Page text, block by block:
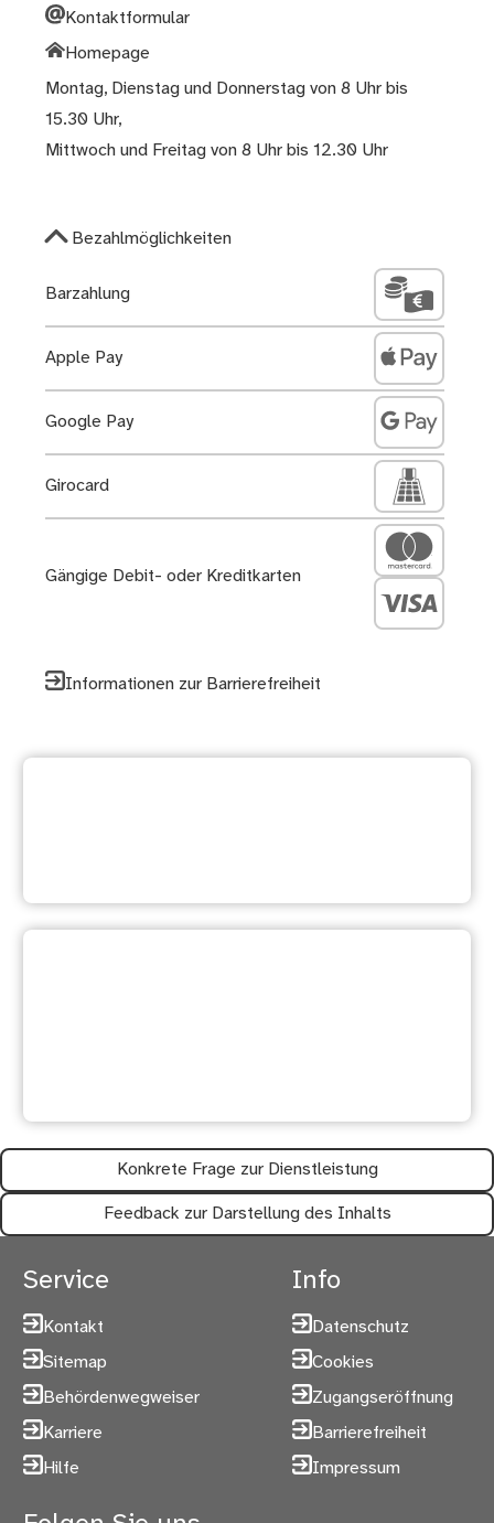
Kontaktformular
Homepage
Montag, Dienstag und Donnerstag von 8 Uhr bis
15.30 Uhr,
Mittwoch und Freitag von 8 Uhr bis 12.30 Uhr
Bezahlmöglichkeiten
Barzahlung
Apple Pay
Google Pay
Girocard
Gängige Debit- oder Kreditkarten
Informationen zur Barrierefreiheit
Konkrete Frage zur Dienstleistung
Feedback zur Darstellung des Inhalts
Service
Kontakt
Sitemap
Behördenwegweiser
Karriere
Hilfe
Info
Datenschutz
Cookies
Zugangseröffnung
Barrierefreiheit
Impressum